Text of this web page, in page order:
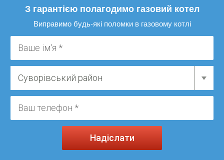
З гарантією полагодимо газовий котел
Виправимо будь-які поломки в газовому котлі
Надіслати